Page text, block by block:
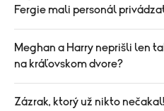
Fergie mali personál
Meghan a Harry neprišli len
na kráľovskom dvore?
Zázrak, ktorý už nikto